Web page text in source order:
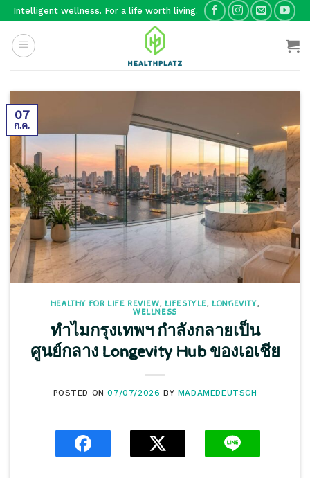
Skip
content
Intelligent wellness. For a life worth living.
07
ก.ค.
HEALTHY FOR LIFE REVIEW, LIFESTYLE, LONGEVITY,
WELLNESS
ทำไมกรุงเทพฯ กำลังกลายเป็น
ศูนย์กลาง Longevity Hub ของเอเชีย
POSTED ON07/07/2026 BY MADAMEDEUTSCH